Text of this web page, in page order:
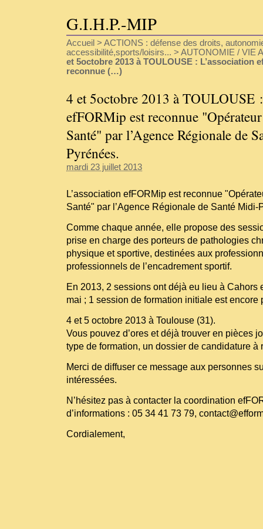
G.I.H.P.-MIP
Accueil > ACTIONS : défense des droits,
accessibilité,sports/loisirs... > AUTONOMIE / VIE
et 5octobre 2013 à TOULOUSE : L’association
reconnue (…)
4 et 5octobre 2013 à TOULOUSE
efFORMip est reconnue
Santé" par l’Agence Régionale de
Pyrénées.
mardi 23 juillet 2013
L’association efFORMip est reconnue
Santé" par l’Agence Régionale de Santé Midi-
Comme chaque année, elle propose des
prise en charge des porteurs de pathologies
physique et sportive, destinées aux
professionnels de l’encadrement sportif.
En 2013, 2 sessions ont déjà eu lieu à Cahors
mai ; 1 session de formation initiale est encore
4 et 5 octobre 2013 à Toulouse (31).
Vous pouvez d’ores et déjà trouver en pièces
type de formation, un dossier de candidature à
Merci de diffuser ce message aux personnes
intéressées.
N’hésitez pas à contacter la coordination
d’informations : 05 34 41 73 79,
Cordialement,